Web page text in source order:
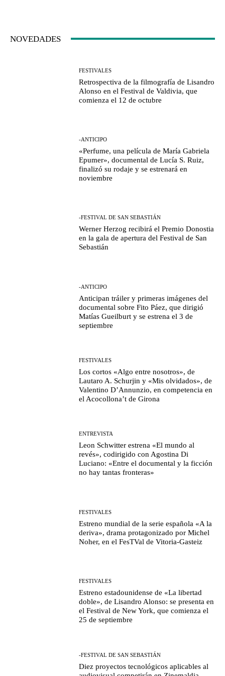
NOVEDADES
FESTIVALES
Retrospectiva de la filmografía de Lisandro
Alonso en el Festival de Valdivia, que
comienza el 12 de octubre
-ANTICIPO
«Perfume, una película de María Gabriela
Epumer», documental de Lucía S. Ruiz,
finalizó su rodaje y se estrenará en
noviembre
-FESTIVAL DE SAN SEBASTIÁN
Werner Herzog recibirá el Premio Donostia
en la gala de apertura del Festival de San
Sebastián
-ANTICIPO
Anticipan tráiler y primeras imágenes del
documental sobre Fito Páez, que dirigió
Matías Gueilburt y se estrena el 3 de
septiembre
FESTIVALES
Los cortos «Algo entre nosotros», de
Lautaro A. Schurjin y «Mis olvidados», de
Valentino D’Annunzio, en competencia en
el Acocollona’t de Girona
ENTREVISTA
Leon Schwitter estrena «El mundo al
revés», codirigido con Agostina Di
Luciano: «Entre el documental y la ficción
no hay tantas fronteras»
FESTIVALES
Estreno mundial de la serie española «A la
deriva», drama protagonizado por Michel
Noher, en el FesTVal de Vitoria-Gasteiz
FESTIVALES
Estreno estadounidense de «La libertad
doble», de Lisandro Alonso: se presenta en
el Festival de New York, que comienza el
25 de septiembre
-FESTIVAL DE SAN SEBASTIÁN
Diez proyectos tecnológicos aplicables al